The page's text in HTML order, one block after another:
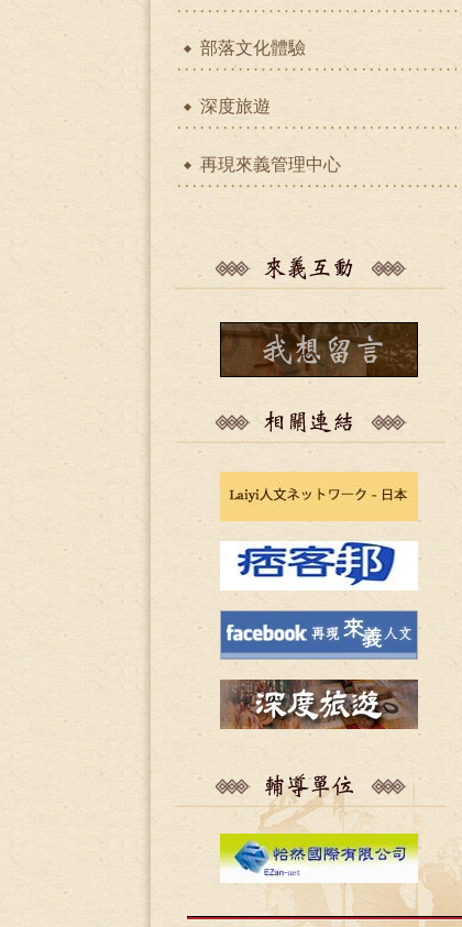
部落文化體驗
深度旅遊
再現來義管理中心